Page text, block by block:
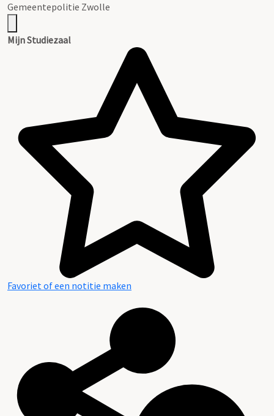
Gemeentepolitie Zwolle
Mijn Studiezaal
Favoriet of een notitie maken